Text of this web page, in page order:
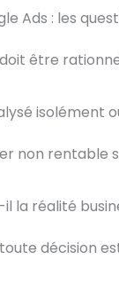
Ads : les
être
isolément
non rentable
la réalité
décision